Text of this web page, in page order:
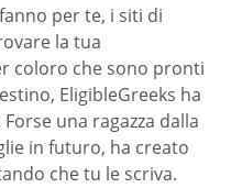
per te, i siti di
la tua
coloro che sono pronti
EligibleGreeks ha
una ragazza dalla
in futuro, ha creato
che tu le scriva.